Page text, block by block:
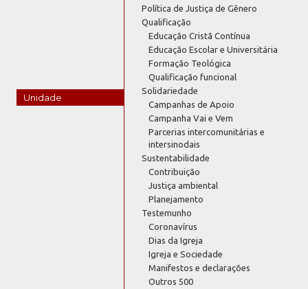
Unidade
Política de Justiça de Gênero
Qualificação
Educação Cristã Contínua
Educação Escolar e Universitária
Formação Teológica
Qualificação funcional
Solidariedade
Campanhas de Apoio
Campanha Vai e Vem
Parcerias intercomunitárias e
intersinodais
Sustentabilidade
Contribuição
Justiça ambiental
Planejamento
Testemunho
Coronavírus
Dias da Igreja
Igreja e Sociedade
Manifestos e declarações
Outros 500